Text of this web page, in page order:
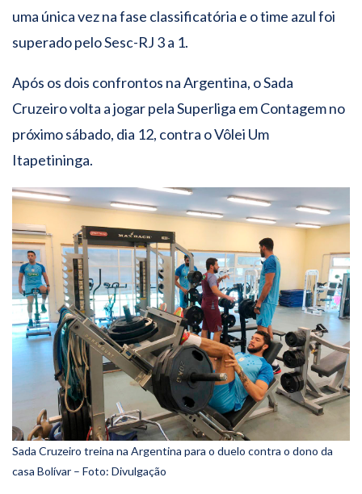
uma única vez na fase classificatória e o time azul foi
superado pelo Sesc-RJ 3 a 1.
Após os dois confrontos na Argentina, o Sada
Cruzeiro volta a jogar pela Superliga em Contagem no
próximo sábado, dia 12, contra o Vôlei Um
Itapetininga.
Sada Cruzeiro treina na Argentina para o duelo contra o dono da
casa Bolívar – Foto: Divulgação